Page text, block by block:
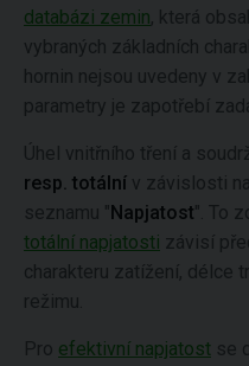
databázi zemin, která
vybraných základních
hornin nejsou uvedeny v
parametry je zapotřebí
Úhel vnitřního tření a
resp. totální v závislosti
seznamu "Napjatost". To
totální napjatosti závisí
charakteru zatížení, délce
režimu.
Pro efektivní napjatost se